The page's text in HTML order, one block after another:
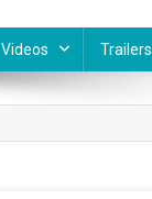
Videos Trailers